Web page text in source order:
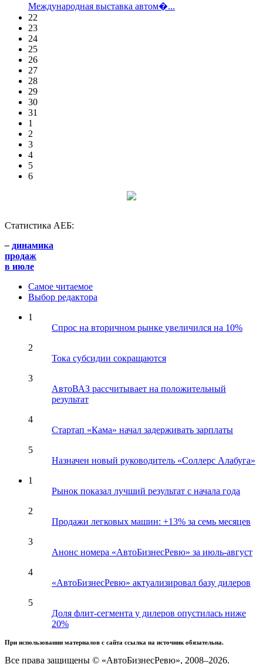
Международная выставка автом�...
22
23
24
25
26
27
28
29
30
31
1
2
3
4
5
6
Статистика АЕБ:
– динамика
продаж
в июле
Самое читаемое
Выбор редактора
1
Спрос на вторичном рынке увеличился на 10%
2
Тока субсидии сокращаются
3
АвтоВАЗ рассчитывает на положительный
результат
4
Стартап «Кама» начал задерживать зарплаты
5
Назначен новый руководитель «Соллерс Алабуга»
1
Рынок показал лучший результат с начала года
2
Продажи легковых машин: +13% за семь месяцев
3
Анонс номера «АвтоБизнесРевю» за июль-август
4
«АвтоБизнесРевю» актуализировал базу дилеров
5
Доля флит-сегмента у дилеров опустилась ниже
20%
При использовании материалов с сайта ссылка на источник обязательна.
Все права защищены © «АвтоБизнесРевю», 2008–2026.